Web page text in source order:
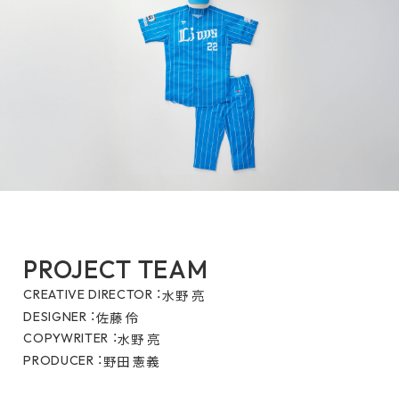
PROJECT TEAM
CREATIVE DIRECTOR ：水野 亮
DESIGNER ：佐藤 伶
COPYWRITER ：水野 亮
PRODUCER ：野田 憲義